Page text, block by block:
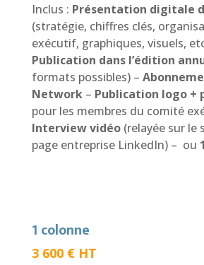
Inclus : Présentation digitale
(stratégie, chiffres clés,
exécutif, graphiques, visuels,
Publication dans l’édition
formats possibles) –
Network– Publication logo +
pour les membres du comité
Interview vidéo(relayée sur le
page entreprise LinkedIn) – ou
1 colonne
3 600 € HT